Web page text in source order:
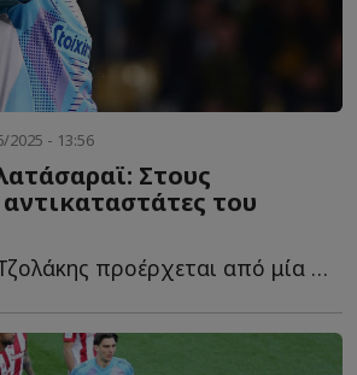
2025 - 13:56
Στους
του
Ο Κωνσταντής Τζολάκης προέρχεται από μία συγκλονιστική χ...